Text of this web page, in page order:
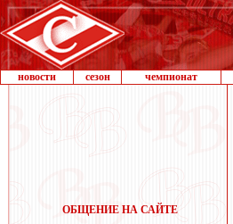
новости сезон чемпионат
ОБЩЕНИЕ НА САЙТЕ